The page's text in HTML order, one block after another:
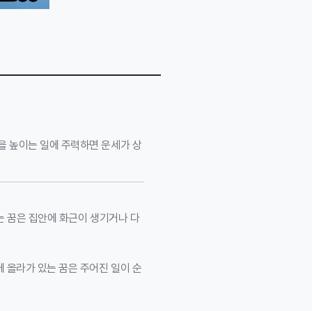
높이는 일에 주력하면 운세가 상
꿈은 집안에 화근이 생기거나 다
올라가 있는 꿈은 주어진 일이 순